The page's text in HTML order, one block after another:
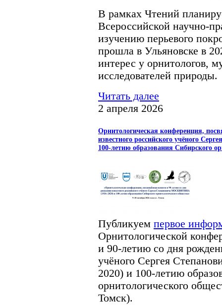
В рамках Чтений
Всероссийской научно-
изучению перьевого
прошла в Ульяновске в
интерес у орнитологов,
исследователей природы.
Читать далее
2 апреля 2026
Орнитологическая конференция,
известного российского учёного
100-летию образования Сибирского
Публикуем первое
Орнитологической
и 90-летию со дня
учёного Сергея
2020) и 100-летию
орнитологического
Томск).